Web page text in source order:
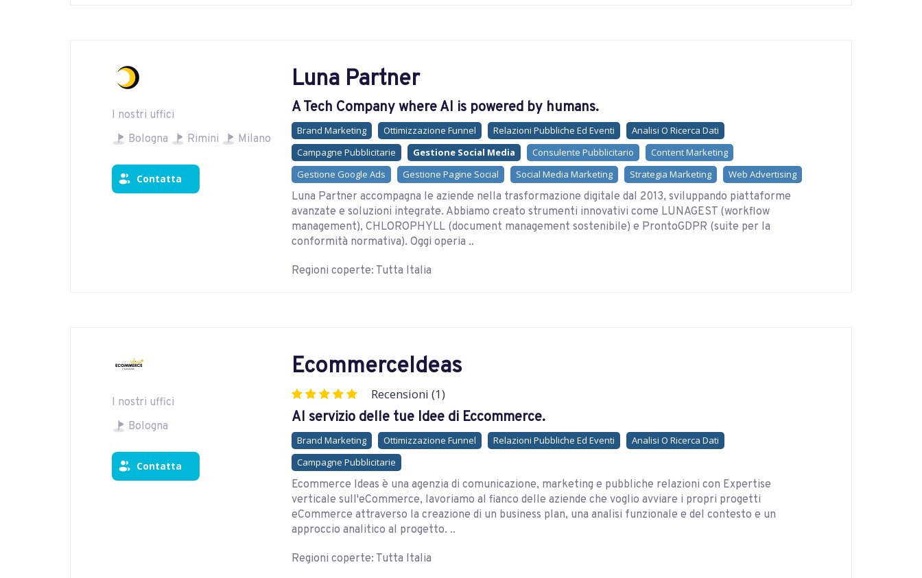
I nostri uffici
Bologna
Rimini Milano
Contatta
Luna Partner
A Tech Company where AI is powered by humans.
Brand Marketing Ottimizzazione Funnel Relazioni Pubbliche Ed Eventi
Analisi O Ricerca Dati
Campagne Pubblicitarie
Gestione Social Media Consulente Pubblicitario
Content Marketing
Gestione Google Ads
Gestione Pagine Social Social Media Marketing Strategia Marketing Web Advertising
Luna Partner accompagna le aziende nella trasformazione digitale dal 2013, sviluppando piattaforme
avanzate e soluzioni integrate. Abbiamo creato strumenti innovativi come LUNAGEST (workflow
management), CHLOROPHYLL (document management sostenibile) e ProntoGDPR (suite per la
conformità normativa). Oggi operia ..
Regioni coperte: Tutta Italia
I nostri uffici
Bologna
Contatta
EcommerceIdeas
Recensioni (1)
Al servizio delle tue Idee di Eccommerce.
Brand Marketing Ottimizzazione Funnel Relazioni Pubbliche Ed Eventi
Analisi O Ricerca Dati
Campagne Pubblicitarie
Ecommerce Ideas è una agenzia di comunicazione, marketing e pubbliche relazioni con Expertise
verticale sull'eCommerce, lavoriamo al fianco delle aziende che voglio avviare i propri progetti
eCommerce attraverso la creazione di un business plan, una analisi funzionale e del contesto e un
approccio analitico al progetto. ..
Regioni coperte: Tutta Italia